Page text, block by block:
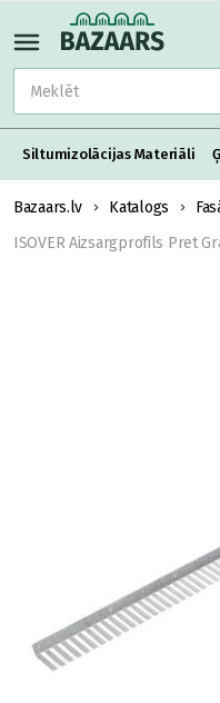
Siltumizolācijas Materiāli
Bazaars.lv Katalogs
ISOVER Aizsargprofils Pret